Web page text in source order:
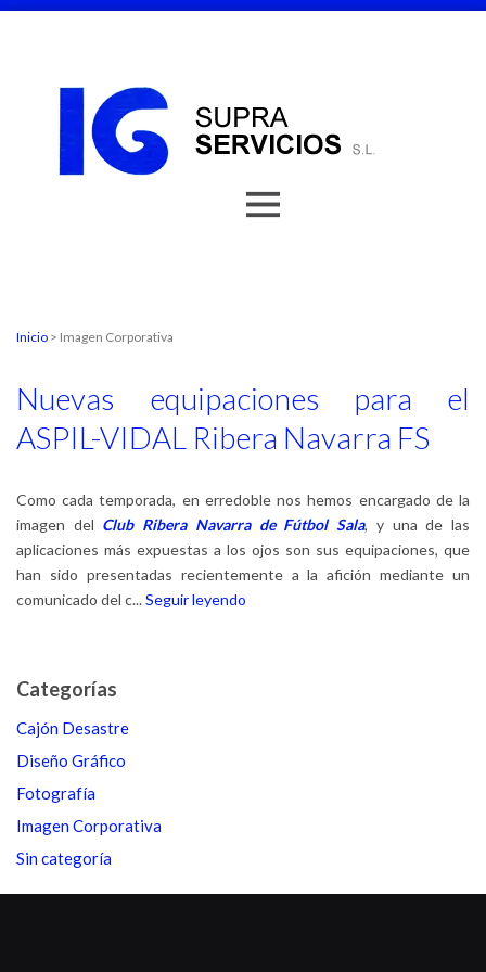
Inicio > Imagen Corporativa
Nuevas equipaciones para el
ASPIL-VIDAL Ribera Navarra FS
Como cada temporada, en erredoble nos hemos encargado de la
imagen del Club Ribera Navarra de Fútbol Sala, y una de las
aplicaciones más expuestas a los ojos son sus equipaciones, que
han sido presentadas recientemente a la afición mediante un
comunicado del c...Seguir leyendo
Categorías
Cajón Desastre
Diseño Gráfico
Fotografía
Imagen Corporativa
Sin categoría